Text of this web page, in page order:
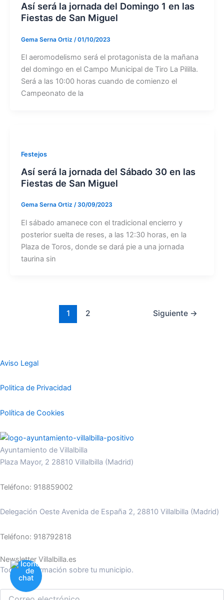
Así será la jornada del Domingo 1 en las
Fiestas de San Miguel
Gema Serna Ortiz /01/10/2023
El aeromodelismo será el protagonista de la mañana
del domingo en el Campo Municipal de Tiro La Pililla.
Será a las 10:00 horas cuando de comienzo el
Campeonato de la
Festejos
Así será la jornada del Sábado 30 en las
Fiestas de San Miguel
Gema Serna Ortiz /30/09/2023
El sábado amanece con el tradicional encierro y
posterior suelta de reses, a las 12:30 horas, en la
Plaza de Toros, donde se dará pie a una jornada
taurina sin
1 2 Siguiente →
Aviso Legal
Politica de Privacidad
Política de Cookies
Ayuntamiento de Villalbilla
Plaza Mayor, 2 28810 Villalbilla (Madrid)
Teléfono: 918859002
Delegación Oeste Avenida de España 2, 28810 Villalbilla (Madrid)
Teléfono: 918792818
Newsletter Villalbilla.es
Toda la información sobre tu municipio.